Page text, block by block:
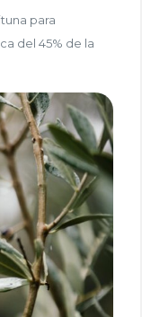
para
del 45% de la